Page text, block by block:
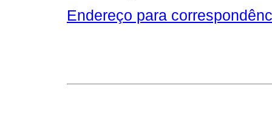
Endereço para